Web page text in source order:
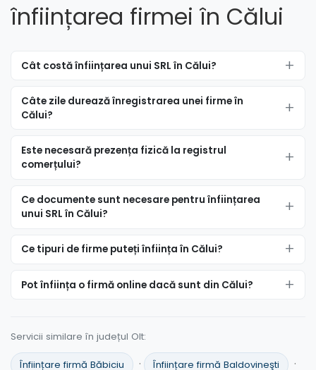
înființarea firmei în Călui
Cât costă înființarea unui SRL în Călui?
Câte zile durează înregistrarea unei firme în
Călui?
Este necesară prezența fizică la registrul
comerțului?
Ce documente sunt necesare pentru înființarea
unui SRL în Călui?
Ce tipuri de firme puteți înființa în Călui?
Pot înființa o firmă online dacă sunt din Călui?
Servicii similare în județul Olt:
Înființare firmă Băbiciu · Înființare firmă Baldovineşti ·